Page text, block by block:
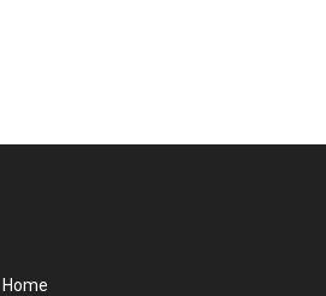
Home